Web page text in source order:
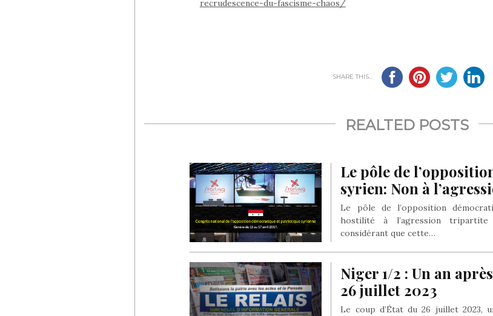
recrudescence-du-fascisme-chaos/
SHARE THIS...
REALTED POSTS
Le pôle de
syrien: Non à
Le pôle de l’opposition
hostilité à l’agression
considérant que cette…
Niger 1/2 : Un an
26 juillet 2023
Le coup d’État du 26 juillet 2023,